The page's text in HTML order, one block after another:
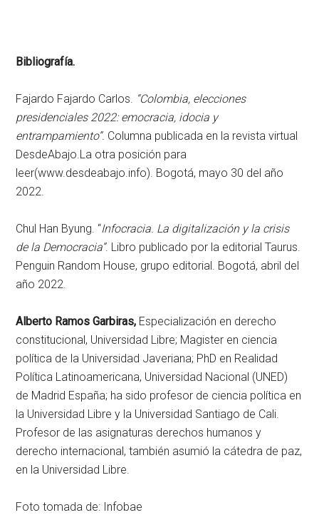
Bibliografía.
Fajardo Fajardo Carlos. “Colombia, elecciones
presidenciales 2022: emocracia, idocia y
entrampamiento”. Columna publicada en la revista virtual
DesdeAbajo.La otra posición para
leer(www.desdeabajo.info). Bogotá, mayo 30 del año
2022.
Chul Han Byung. “Infocracia. La digitalización y la crisis
de la Democracia”. Libro publicado por la editorial Taurus.
Penguin Random House, grupo editorial. Bogotá, abril del
año 2022.
Alberto Ramos Garbiras, Especialización en derecho
constitucional, Universidad Libre; Magister en ciencia
política de la Universidad Javeriana; PhD en Realidad
Política Latinoamericana, Universidad Nacional (UNED)
de Madrid España; ha sido profesor de ciencia política en
la Universidad Libre y la Universidad Santiago de Cali.
Profesor de las asignaturas derechos humanos y
derecho internacional, también asumió la cátedra de paz,
en la Universidad Libre.
Foto tomada de: Infobae